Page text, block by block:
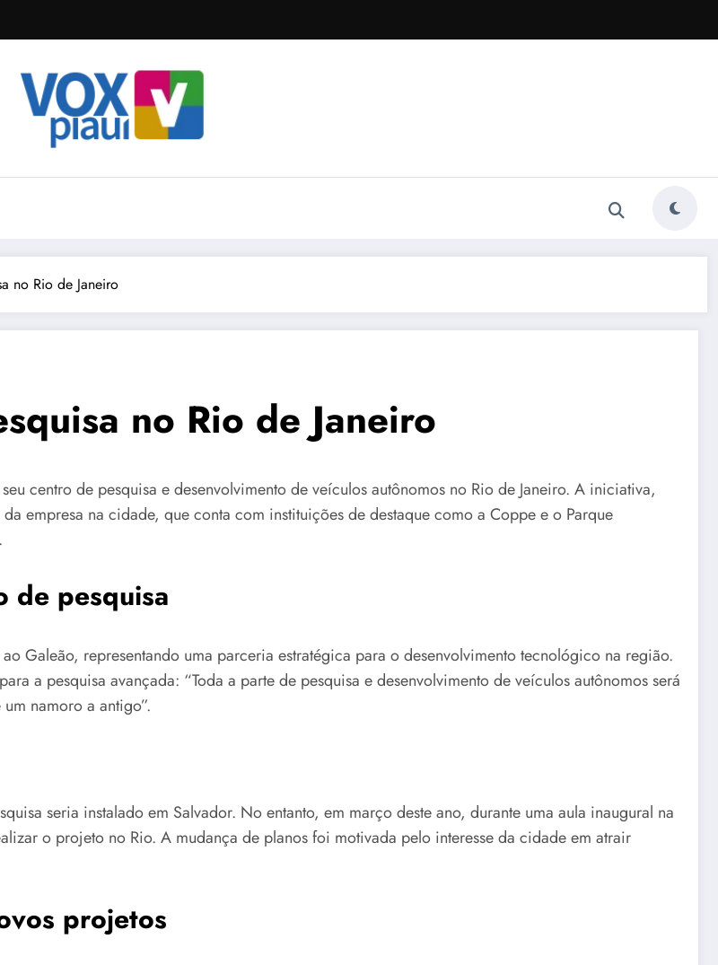
no Rio de Janeiro
no Rio de Janeiro
centro de pesquisa e desenvolvimento de veículos autônomos no Rio de Janeiro. A iniciativa,
empresa na cidade, que conta com instituições de destaque como a Coppe e o Parque
de pesquisa
Galeão, representando uma parceria estratégica para o desenvolvimento tecnológico na região.
a pesquisa avançada: “Toda a parte de pesquisa e desenvolvimento de veículos autônomos será
namoro a antigo”.
seria instalado em Salvador. No entanto, em março deste ano, durante uma aula inaugural na
o projeto no Rio. A mudança de planos foi motivada pelo interesse da cidade em atrair
projetos